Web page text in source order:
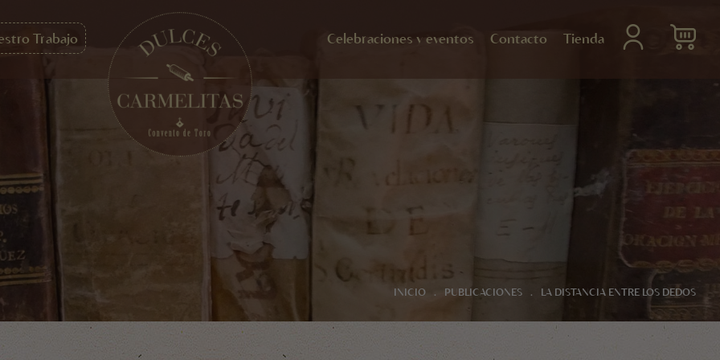
Trabajo Celebraciones y eventos Contacto Tienda
INICIO . PUBLICACIONES . LA DISTANCIA ENTRE LOS DEDOS